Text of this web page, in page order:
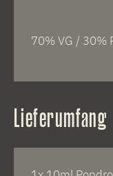
70% VG / 30%
Lieferumfang